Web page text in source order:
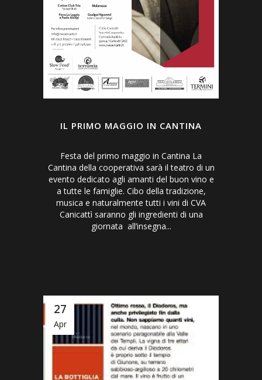
IL PRIMO MAGGIO IN CANTINA
Festa del primo maggio in Cantina La
Cantina della cooperativa sarà il teatro di un
evento dedicato agli amanti del buon vino e
a tutte le famiglie. Cibo della tradizione,
musica e naturalmente tutti i vini di CVA
Canicattì saranno gli ingredienti di una
giornata all’insegna...
27
Apr